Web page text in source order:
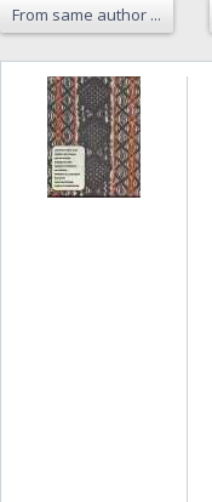
From same author ...